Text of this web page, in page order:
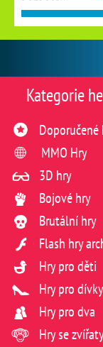
Kategorie
Doporučené
MMO Hry
3D hry
Bojové hry
Brutální hry
Flash hry
Hry pro děti
Hry pro dívky
Hry pro dva
Hry se